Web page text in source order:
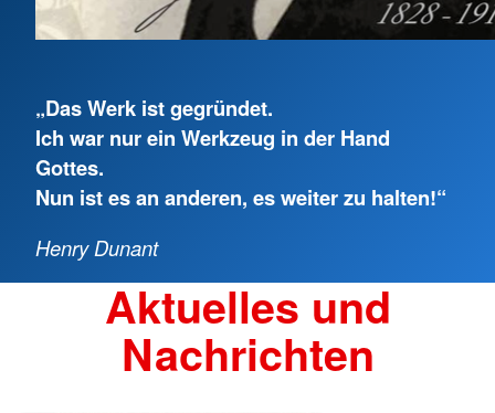
„Das Werk ist gegründet.
Ich war nur ein Werkzeug in der Hand
Gottes.
Nun ist es an anderen, es weiter zu halten!“
Henry Dunant
Aktuelles und
Nachrichten